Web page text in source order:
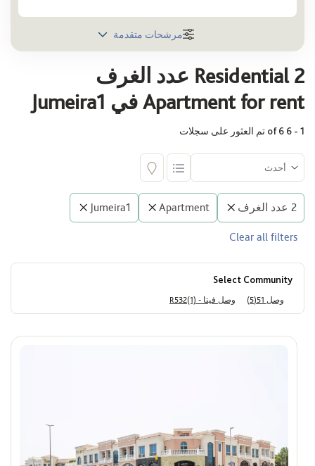
المنطقة
جميرا 1
المجمع السكني
اختر
البناية
السعر
أظهر الوحدات التي عليها عروض خاصة
الوحدات المميزة للأفراد
مرشحات متقدمة
Residential 2 عدد الغرف
Apartment for rent في Jumeira1
1 - 6 of 6 تم العثور على سجلات
2 عدد الغرف Apartment
Jumeira1
Clear all filters
Select Community
وصل 51(5) وصل فيتا - R532(1)